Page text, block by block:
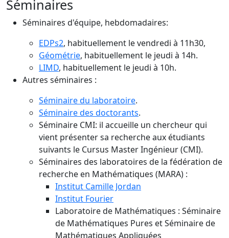
Séminaires
Séminaires d'équipe, hebdomadaires:
EDPs2, habituellement le vendredi à 11h30,
Géométrie, habituellement le jeudi à 14h.
LIMD, habituellement le jeudi à 10h.
Autres séminaires :
Séminaire du laboratoire.
Séminaire des doctorants.
Séminaire CMI: il accueille un chercheur qui
vient présenter sa recherche aux étudiants
suivants le Cursus Master Ingénieur (CMI).
Séminaires des laboratoires de la fédération de
recherche en Mathématiques (MARA) :
Institut Camille Jordan
Institut Fourier
Laboratoire de Mathématiques : Séminaire
de Mathématiques Pures et Séminaire de
Mathématiques Appliquées